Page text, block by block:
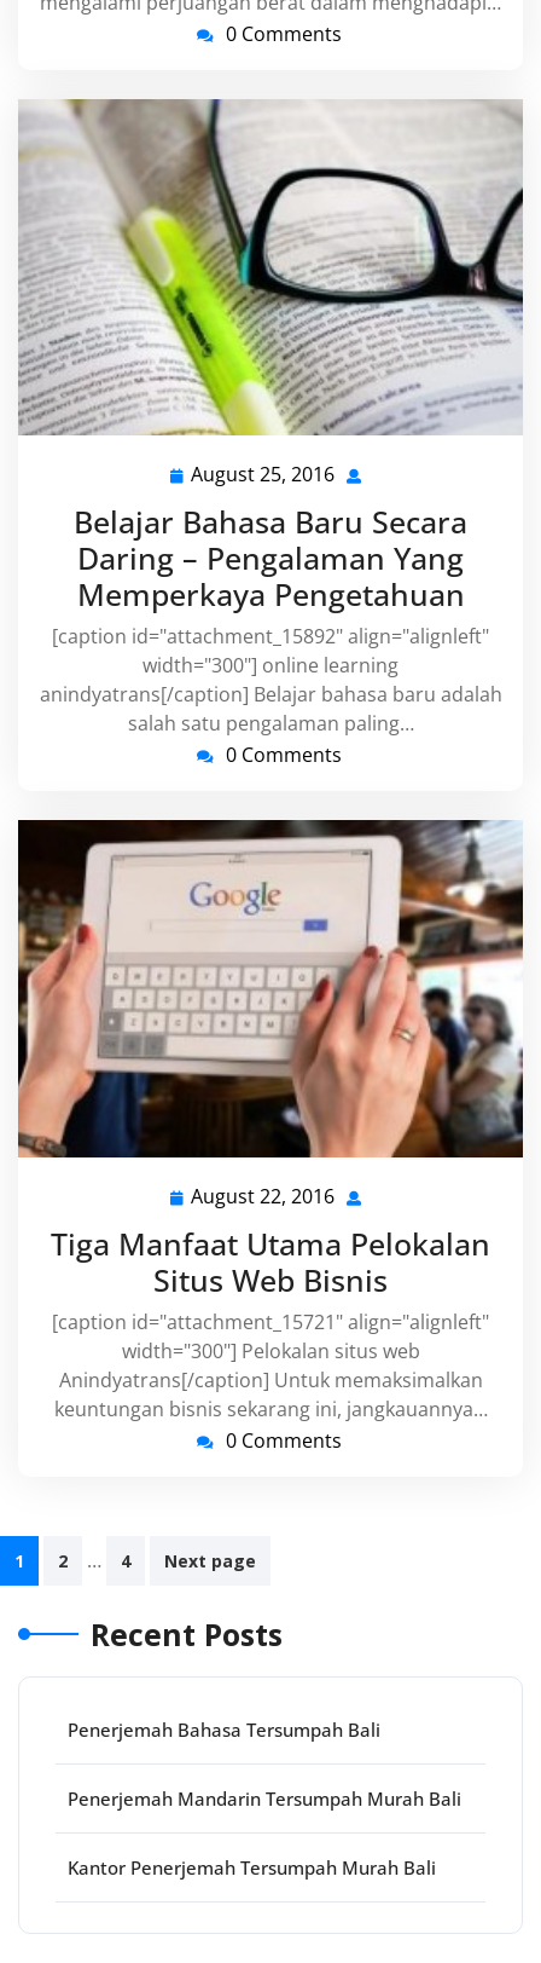
0 Comments
August 25, 2016 August
2016
Belajar Bahasa Baru Secara
Daring – Pengalaman Yang
Memperkaya Pengetahuan
[caption id="attachment_15892" align="alignleft"
width="300"] online learning
anindyatrans[/caption] Belajar bahasa baru adalah
salah satu pengalaman paling…
0 Comments
August 22, 2016 August
2016
Tiga Manfaat Utama Pelokalan
Situs Web Bisnis
[caption id="attachment_15721" align="alignleft"
width="300"] Pelokalan situs web
Anindyatrans[/caption] Untuk memaksimalkan
keuntungan bisnis sekarang ini, jangkauannya…
0 Comments
Posts
navigation
1 2 … 4 Next page
Recent Posts
Penerjemah Bahasa Tersumpah Bali
Penerjemah Mandarin Tersumpah Murah Bali
Kantor Penerjemah Tersumpah Murah Bali